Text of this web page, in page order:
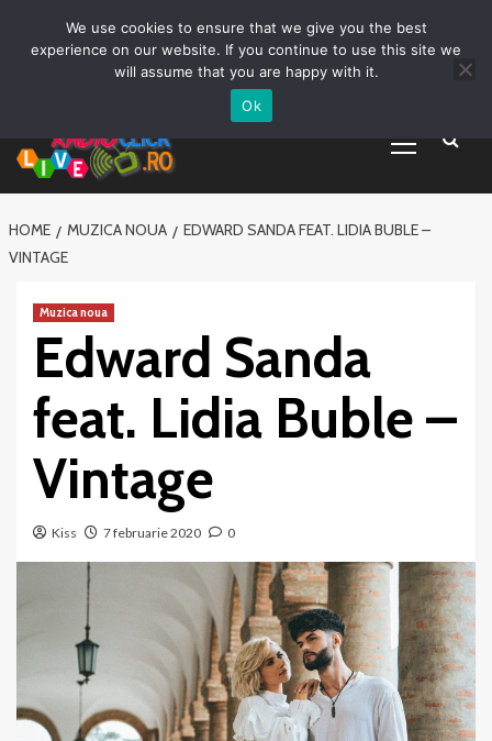
Promovare Artisti noi
Vrei sa fii DJ?
Menu
HOME MUZICA NOUA
EDWARD SANDA FEAT. LIDIA BUBLE –
VINTAGE
Muzica noua
Edward Sanda
feat. Lidia Buble –
Vintage
Kiss 7 februarie 2020 0
We use cookies to ensure that we give you the best
experience on our website. If you continue to use this site we
will assume that you are happy with it.
Ok